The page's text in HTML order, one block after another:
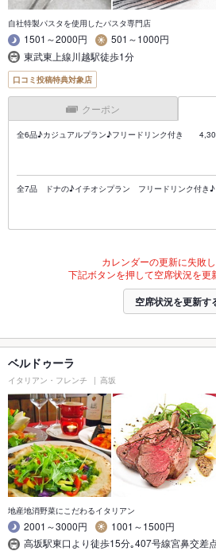
自社特製パスタを使用したパスタ専門店
1501～2000円
501～1000円
東武東上線川越駅徒歩1分
口コミ投稿特典対象店
クーポン
全6品♪カジュアルプラン♪フリードリンク付き
全7品 ドナの♪イチオシプラン フリードリンク付き
カレンダーの更新に失敗し
下記ボタンを押して空席状況を更
空席状況を更新す
ベルドゥーラ
イタリアン・フレンチ 高坂
地産地消野菜にこだわるイタリアン
2001～3000円
1001～1500円
高坂駅東口より徒歩15分｡407号線宮鼻交差